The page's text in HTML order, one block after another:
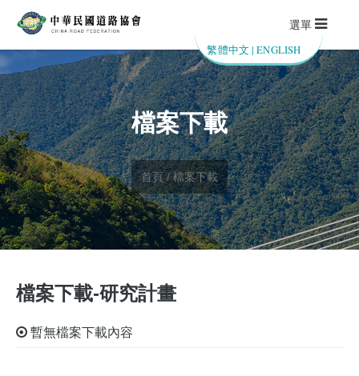
繁體中文 |ENGLISH
選單
檔案下載
首頁 / 檔案下載
檔案下載-研究計畫
暫無檔案下載內容